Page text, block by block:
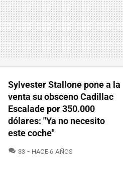
Sylvester Stallone pone a la
venta su obsceno Cadillac
Escalade por 350.000
dólares: "Ya no necesito
este coche"
33 COMENTARIOS
HACE 6 AÑOS